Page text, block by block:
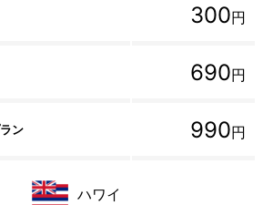
300円
690円
ン 990円
ハワイ